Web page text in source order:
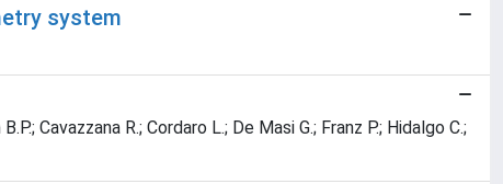
system
Cavazzana R.; Cordaro L.; De Masi G.; Franz P.; Hidalgo C.;